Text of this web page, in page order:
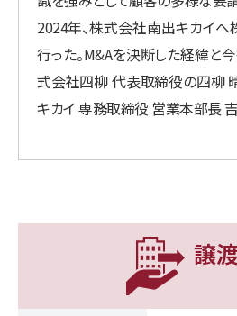
2024年、株式会社南出キカイへ
行った。M&Aを決断した経緯と
式会社四柳 代表取締役の四柳
キカイ 専務取締役 営業本部長
譲